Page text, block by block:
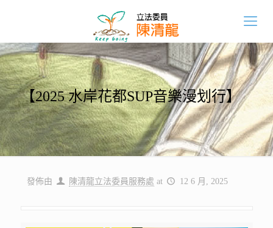
【2025 水岸花都SUP音樂漫划行】
發佈由 陳清龍立法委員服務處 at 12 6 月, 2025